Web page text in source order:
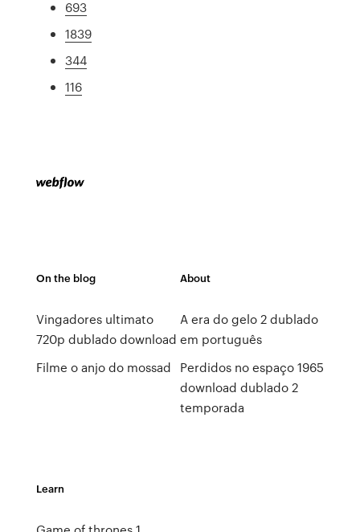
693
1839
344
116
On the blog
Vingadores ultimato
720p dublado download
Filme o anjo do mossad
About
A era do gelo 2 dublado
em português
Perdidos no espaço 1965
download dublado 2
temporada
Learn